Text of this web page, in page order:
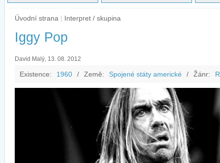
Úvodní strana | Interpret / skupina
Iggy Pop
David Malý, 13. 08. 2012
Existence: 1960 / Země: Spojené státy americké / Žánr: